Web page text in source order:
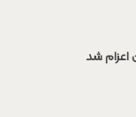
اعزام شد